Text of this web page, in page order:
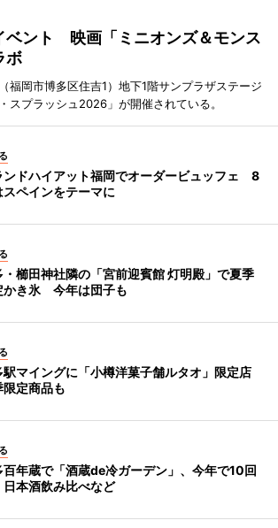
ベント 映画「ミニオンズ＆モンス
ボ
福岡市博多区住吉1）地下1階サンプラザステージ
スプラッシュ2026」が開催されている。
ンドハイアット福岡でオーダービュッフェ 8
スペインをテーマに
・櫛田神社隣の「宮前迎賓館 灯明殿」で夏季
かき氷 今年は団子も
駅マイングに「小樽洋菓子舗ルタオ」限定店
限定商品も
百年蔵で「酒蔵de冷ガーデン」、今年で10回
本酒飲み比べなど